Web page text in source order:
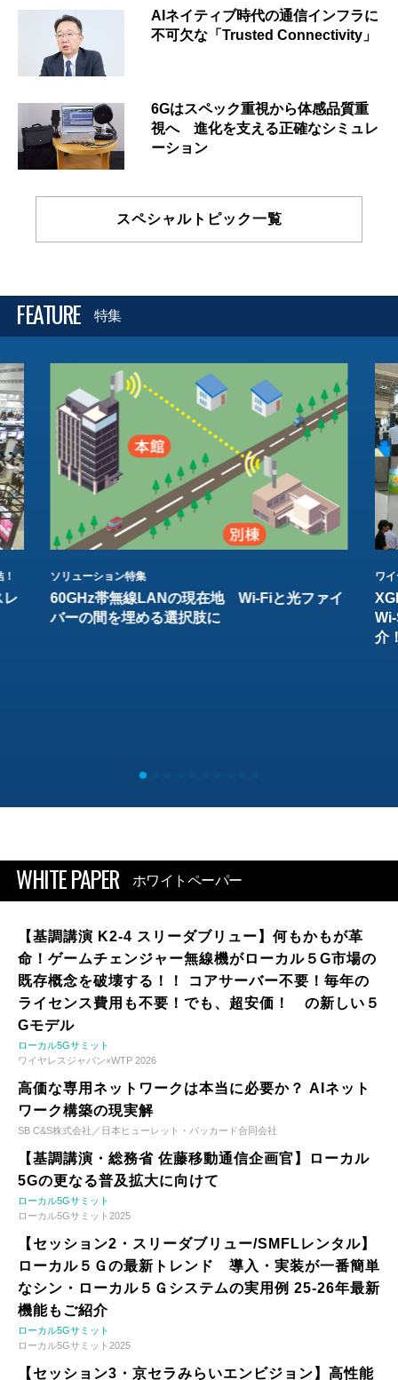
AIネイティブ時代の通信インフラに
不可欠な「Trusted Connectivity」
6Gはスペック重視から体感品質重
視へ 進化を支える正確なシミュレ
ーション
スペシャルトピック一覧
FEATURE 特集
レ
ソリューション特集
60GHz帯無線LANの現在地 Wi-Fiと光ファイ
バーの間を埋める選択肢に
ワ
介
WHITE PAPER ホワイトペーパー
【基調講演 K2-4 スリーダブリュー】何もかもが革
命！ゲームチェンジャー無線機がローカル５G市場の
既存概念を破壊する！！ コアサーバー不要！毎年の
ライセンス費用も不要！でも、超安価！ の新しい５
Gモデル
ローカル5Gサミット
ワイヤレスジャパン×WTP 2026
高価な専用ネットワークは本当に必要か？ AIネット
ワーク構築の現実解
SB C&S株式会社／日本ヒューレット・パッカード合同会社
【基調講演・総務省 佐藤移動通信企画官】ローカル
5Gの更なる普及拡大に向けて
ローカル5Gサミット
ローカル5Gサミット2025
【セッション2・スリーダブリュー/SMFLレンタル】
ローカル５Ｇの最新トレンド 導入・実装が一番簡単
なシン・ローカル５Ｇシステムの実用例 25-26年最新
機能もご紹介
ローカル5Gサミット
ローカル5Gサミット2025
【セッション3・京セラみらいエンビジョン】高性能